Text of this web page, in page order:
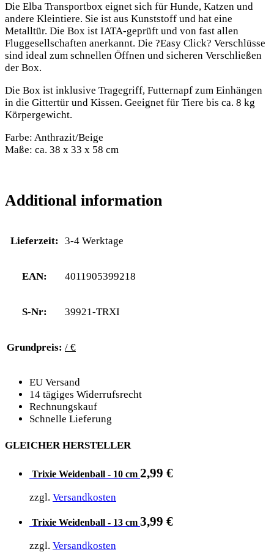
Die Elba Transportbox eignet sich für Hunde, Katzen und
andere Kleintiere. Sie ist aus Kunststoff und hat eine
Metalltür. Die Box ist IATA-geprüft und von fast allen
Fluggesellschaften anerkannt. Die ?Easy Click? Verschlüsse
sind ideal zum schnellen Öffnen und sicheren Verschließen
der Box.
Die Box ist inklusive Tragegriff, Futternapf zum Einhängen
in die Gittertür und Kissen. Geeignet für Tiere bis ca. 8 kg
Körpergewicht.
Farbe: Anthrazit/Beige
Maße: ca. 38 x 33 x 58 cm
Additional information
Lieferzeit: 3-4 Werktage
EAN: 4011905399218
S-Nr: 39921-TRXI
Grundpreis: / €
EU Versand
14 tägiges Widerrufsrecht
Rechnungskauf
Schnelle Lieferung
GLEICHER HERSTELLER
Trixie Weidenball - 10 cm 2,99 €
zzgl. Versandkosten
Trixie Weidenball - 13 cm 3,99 €
zzgl. Versandkosten